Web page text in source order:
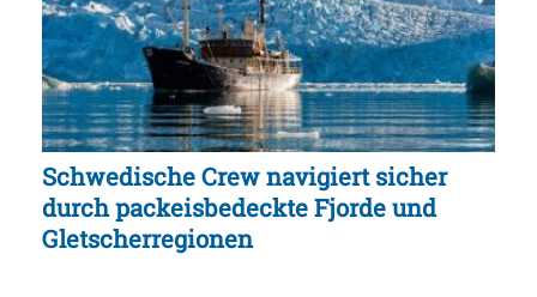
Schwedische Crew navigiert sicher
durch packeisbedeckte Fjorde und
Gletscherregionen